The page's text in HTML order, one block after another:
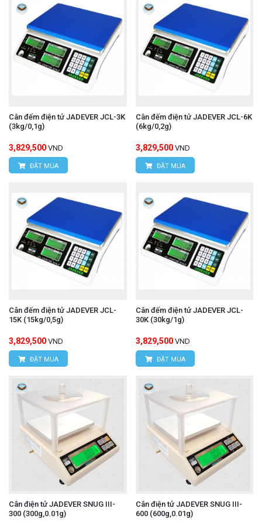
Cân đếm điện tử JADEVER JCL-3K
(3kg/0,1g)
3,829,500 VND
ĐẶT MUA
Cân đếm điện tử JADEVER JCL-6K
(6kg/0,2g)
3,829,500 VND
ĐẶT MUA
Cân đếm điện tử JADEVER JCL-
15K (15kg/0,5g)
3,829,500 VND
ĐẶT MUA
Cân đếm điện tử JADEVER JCL-
30K (30kg/1g)
3,829,500 VND
ĐẶT MUA
Cân điện tử JADEVER SNUG III-
300 (300g,0.01g)
Cân điện tử JADEVER SNUG III-
600 (600g,0.01g)